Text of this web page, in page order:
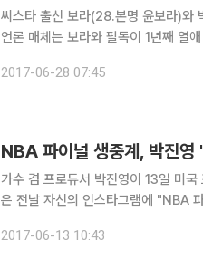
씨스타 출신 보라(28.본명 윤보라)와 빅
언론 매체는 보라와 필독이 1년째 열
보라의 소속사 측은 "보라가 필독과
2017-06-28 07:45
가수 겸 프로듀서 박진영이 13일 미국
은 전날 자신의 인스타그램에 "NBA
2017-06-13 10:43